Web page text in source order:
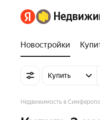
Новостройки
Купить
Недвижимость в